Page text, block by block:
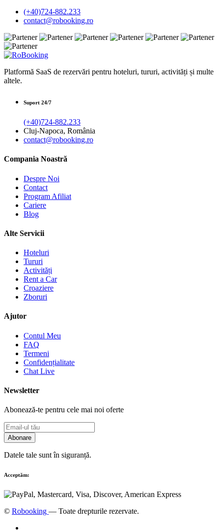
(+40)724-882.233
contact@robooking.ro
Platformă SaaS de rezervări pentru hoteluri, tururi, activități și multe
altele.
Suport 24/7
(+40)724-882.233
Cluj-Napoca, România
contact@robooking.ro
Compania Noastră
Despre Noi
Contact
Program Afiliat
Cariere
Blog
Alte Servicii
Hoteluri
Tururi
Activități
Rent a Car
Croaziere
Zboruri
Ajutor
Contul Meu
FAQ
Termeni
Confidențialitate
Chat Live
Newsletter
Abonează-te pentru cele mai noi oferte
Abonare
Datele tale sunt în siguranță.
Acceptăm:
© Robooking — Toate drepturile rezervate.